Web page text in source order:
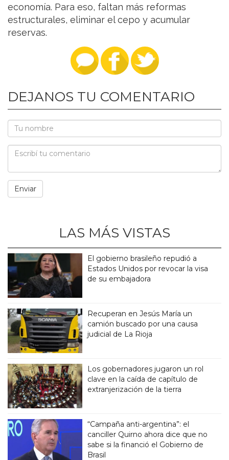
economía. Para eso, faltan más reformas
estructurales, eliminar el cepo y acumular
reservas.
DEJANOS TU COMENTARIO
LAS MÁS VISTAS
El gobierno brasileño repudió a
Estados Unidos por revocar la visa
de su embajadora
Recuperan en Jesús María un
camión buscado por una causa
judicial de La Rioja
Los gobernadores jugaron un rol
clave en la caída de capítulo de
extranjerización de la tierra
“Campaña anti-argentina”: el
canciller Quirno ahora dice que no
sabe si la financió el Gobierno de
Brasil